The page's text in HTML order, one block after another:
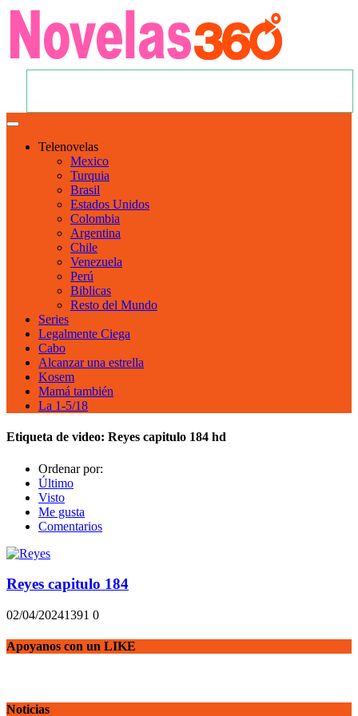
Telenovelas
Mexico
Turquia
Brasil
Estados Unidos
Colombia
Argentina
Chile
Venezuela
Perú
Biblicas
Resto del Mundo
Series
Legalmente Ciega
Cabo
Alcanzar una estrella
Kosem
Mamá también
La 1-5/18
Etiqueta de video: Reyes capitulo 184 hd
Ordenar por:
Último
Visto
Me gusta
Comentarios
Reyes capitulo 184
02/04/20241391 0
Apoyanos con un LIKE
Noticias